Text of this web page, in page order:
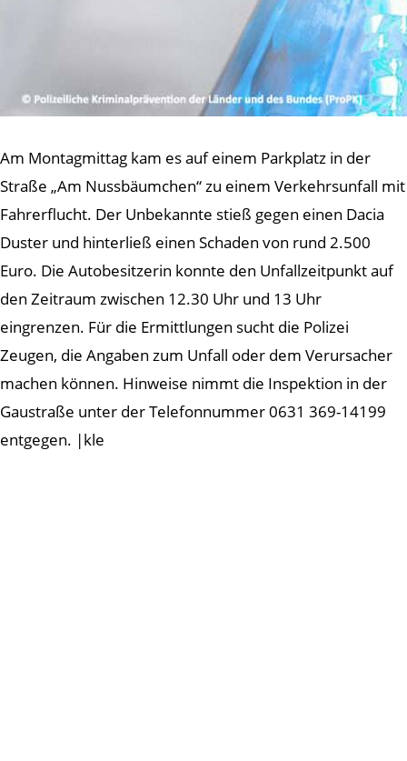
Am Montagmittag kam es auf einem Parkplatz in der
Straße „Am Nussbäumchen“ zu einem Verkehrsunfall mit
Fahrerflucht. Der Unbekannte stieß gegen einen Dacia
Duster und hinterließ einen Schaden von rund 2.500
Euro. Die Autobesitzerin konnte den Unfallzeitpunkt auf
den Zeitraum zwischen 12.30 Uhr und 13 Uhr
eingrenzen. Für die Ermittlungen sucht die Polizei
Zeugen, die Angaben zum Unfall oder dem Verursacher
machen können. Hinweise nimmt die Inspektion in der
Gaustraße unter der Telefonnummer 0631 369-14199
entgegen. |kle